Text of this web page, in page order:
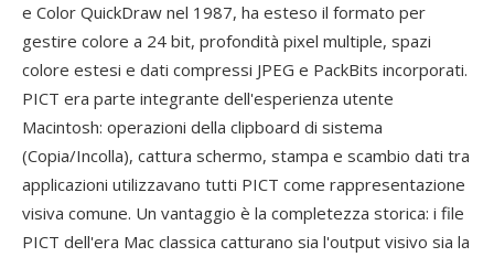
e Color QuickDraw nel 1987, ha esteso il formato per
gestire colore a 24 bit, profondità pixel multiple, spazi
colore estesi e dati compressi JPEG e PackBits incorporati.
PICT era parte integrante dell'esperienza utente
Macintosh: operazioni della clipboard di sistema
(Copia/Incolla), cattura schermo, stampa e scambio dati tra
applicazioni utilizzavano tutti PICT come rappresentazione
visiva comune. Un vantaggio è la completezza storica: i file
PICT dell'era Mac classica catturano sia l'output visivo sia la